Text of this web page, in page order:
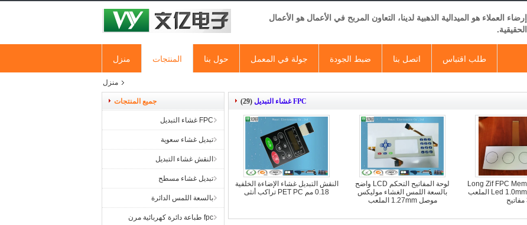
إرضاء العملاء هو الميدالية الذهبية لدينا، التعاون المربح في الأعمال هو الأعمال
الحقيقية.
منزل المنتجات حول بنا جولة في المعمل ضبط الجودة اتصل بنا طلب اقتباس
منزل
جميع المنتجات
FPC غشاء التبديل
تبديل غشاء سعوية
النقش غشاء التبديل
تبديل غشاء مسطح
بالسعة اللمس الدائرة
fpc طباعة دائرة كهربائية مرن
FPC غشاء التبديل (29)
النقش التبديل غشاء الإضاءة الخلفية
0.18 مم PET PC تراكب أنثى
لوحة المفاتيح التحكم LCD واضح
بالسعة اللمس الغشاء موليكس
موصل 1.27mm الملعب
Long Zif FPC
Keyboard مع Led 1.0mm الملعب